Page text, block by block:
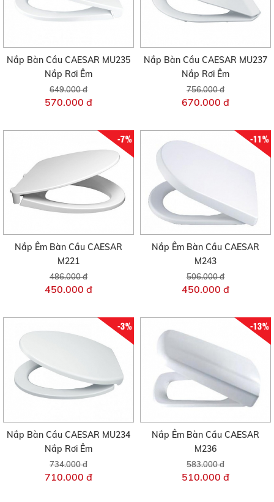
Nắp Bàn Cầu CAESAR MU235
Nắp Rơi Êm
649.000 đ
570.000 đ
Nắp Bàn Cầu CAESAR MU237
Nắp Rơi Êm
756.000 đ
670.000 đ
-7%
Nắp Êm Bàn Cầu CAESAR
M221
486.000 đ
450.000 đ
-11%
Nắp Êm Bàn Cầu CAESAR
M243
506.000 đ
450.000 đ
-3%
Nắp Bàn Cầu CAESAR MU234
Nắp Rơi Êm
734.000 đ
710.000 đ
-13%
Nắp Êm Bàn Cầu CAESAR
M236
583.000 đ
510.000 đ